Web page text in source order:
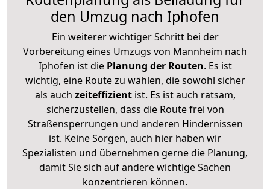
den Umzug nach Iphofen
Ein weiterer wichtiger Schritt bei der
Vorbereitung eines Umzugs von Mannheim nach
Iphofen ist diePlanung der Routen. Es ist
wichtig, eine Route zu wählen, die sowohl sicher
als auch zeiteffizientist. Es ist auch ratsam,
sicherzustellen, dass die Route frei von
Straßensperrungen und anderen Hindernissen
ist. Keine Sorgen, auch hier haben wir
Spezialisten und übernehmen gerne die Planung,
damit Sie sich auf andere wichtige Sachen
konzentrieren können.